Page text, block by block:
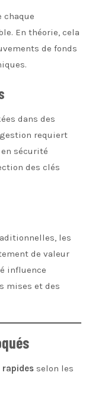
chaque
En théorie, cela
de fonds
dans des
requiert
sécurité
des clés
les
de valeur
influence
mises et des
rapides selon les